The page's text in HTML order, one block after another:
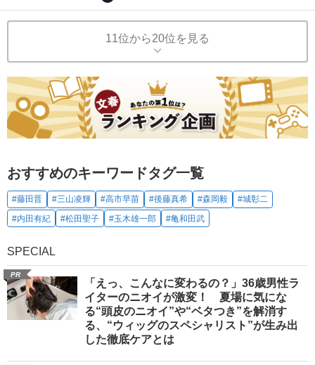
11位から20位を見る
おすすめのキーワードタグ一覧
#藤田晋 #三山凌輝 #高市早苗 #後藤真希 #森岡毅
#城彰二
#内田有紀
#松田聖子 #玉木雄一郎 #亀和田武
SPECIAL
PR
「えっ、こんなに変わるの？」36歳男性ラ
イターのニオイが激変！ 夏場に気にな
る“頭皮のニオイ”や“ベタつき”を解消す
る、“ウィッグのスペシャリスト”が生み出
した徹底ケアとは